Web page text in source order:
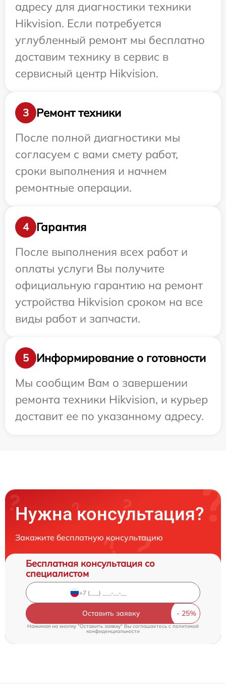
адресу для диагностики техники
Hikvision. Если потребуется
углубленный ремонт мы бесплатно
доставим технику в сервис в
сервисный центр Hikvision.
3
Ремонт техники
После полной диагностики мы
согласуем с вами смету работ,
сроки выполнения и начнем
ремонтные операции.
4
Гарантия
После выполнения всех работ и
оплаты услуги Вы получите
официальную гарантию на ремонт
устройства Hikvision сроком на все
виды работ и запчасти.
5
Информирование о готовности
Мы сообщим Вам о завершении
ремонта техники Hikvision, и курьер
доставит ее по указанному адресу.
Нужна консультация?
Закажите бесплатную консультацию
Бесплатная консультация со
специалистом
Оставить заявку
Нажимая на кнопку "Оставить заявку" Вы соглашаетесь cполитикой
конфиденциальности